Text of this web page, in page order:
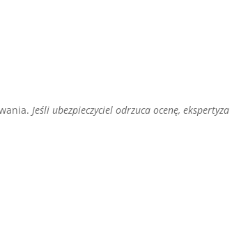
Jeśli ubezpieczyciel odrzuca ocenę,